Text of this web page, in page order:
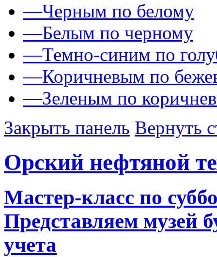
—Черным по белому
—Белым по черному
—Темно-синим по
—Коричневым по
—Зеленым по
Закрыть панель Вернуть
Орский нефтяной
Мастер-класс по
Представляем музей
учета